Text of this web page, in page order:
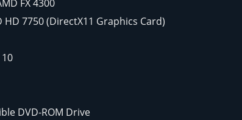
FX 4300
HD 7750 (DirectX11 Graphics Card)
DVD-ROM Drive